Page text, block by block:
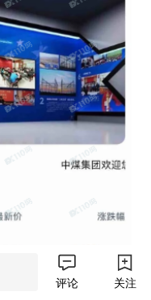
评论 关注